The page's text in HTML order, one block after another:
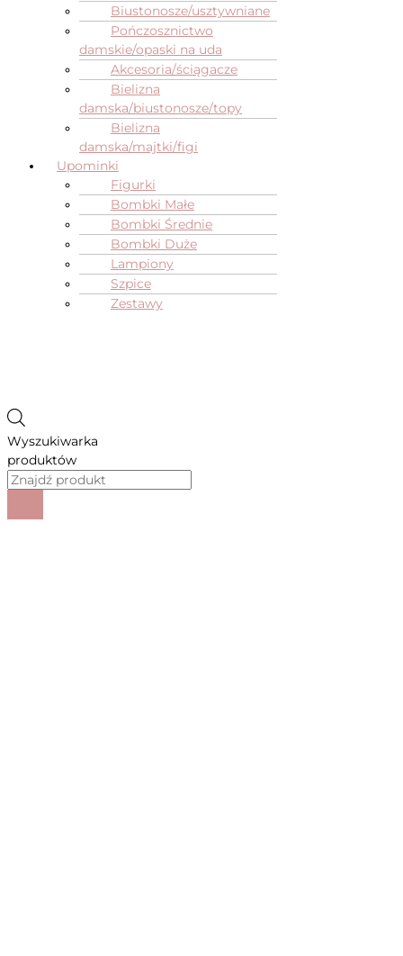
Biustonosze/usztywniane
Pończosznictwo
damskie/opaski na uda
Akcesoria/ściągacze
Bielizna
damska/biustonosze/topy
Bielizna
damska/majtki/figi
Upominki
Figurki
Bombki Małe
Bombki Średnie
Bombki Duże
Lampiony
Szpice
Zestawy
Wyszukiwarka
produktów